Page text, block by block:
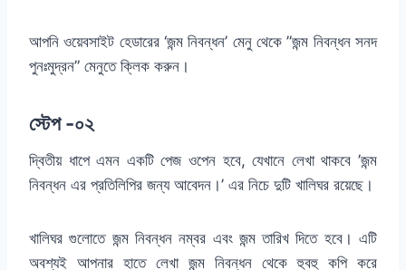
আপনি ওয়েবসাইট হেডারের ‘জন্ম নিবন্ধন’ মেনু থেকে ”জন্ম নিবন্ধন সনদ
পুনঃমুদ্রন” মেনুতে ক্লিক করুন।
স্টেপ -০২
দ্বিতীয় ধাপে এমন একটি পেজ ওপেন হবে, যেখানে লেখা থাকবে ’জন্ম
নিবন্ধন এর প্রতিলিপির জন্য আবেদন।’ এর নিচে দুটি খালিঘর রয়েছে।
খালিঘর গুলোতে জন্ম নিবন্ধন নম্বর এবং জন্ম তারিখ দিতে হবে। এটি
অবশ্যই আপনার হাতে লেখা জন্ম নিবন্ধন থেকে হুবহু কপি করে